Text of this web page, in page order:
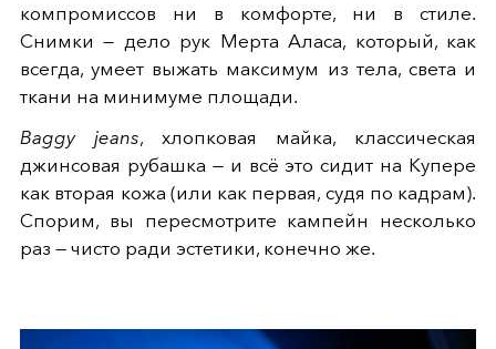
компромиссов ни в комфорте, ни в стиле.
Снимки — дело рук Мерта Аласа, который, как
всегда, умеет выжать максимум из тела, света и
ткани на минимуме площади.
Baggy jeans, хлопковая майка, классическая
джинсовая рубашка — и всё это сидит на Купере
как вторая кожа (или как первая, судя по кадрам).
Спорим, вы пересмотрите кампейн несколько
раз — чисто ради эстетики, конечно же.